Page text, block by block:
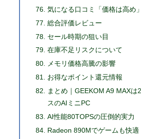
気になる口コミ「価格は高め」
総合評価レビュー
セール時期の狙い目
在庫不足リスクについて
メモリ価格高騰の影響
お得なポイント還元情報
まとめ｜GEEKOM A9 MAXは
スのAIミニPC
AI性能80TOPSの圧倒的実力
Radeon 890Mでゲームも快適